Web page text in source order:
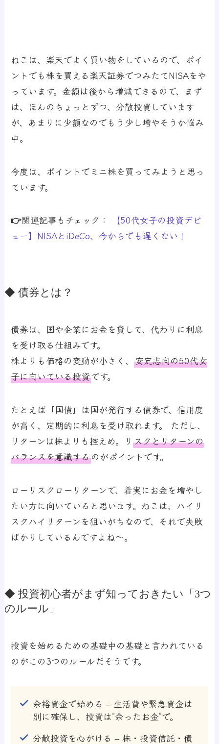
ねこは、楽天でよく買い物をしているので、ポイ
ントでも株を買える楽天証券でつみたてNISAをや
っています。金額は後から増減できるので、まず
は、ほんのちょっとずつ、分散投資しています
が、あまりに少額なのでもう少し増やそうか悩み
中。
今度は、ポイントでミニ株を買ってみようと思っ
ています。
👉関連記事もチェック：
【50代女子の投資デビ
ュー】NISAとiDeCo、今からでも遅くない！
◆ 債券とは？
債券は、国や企業にお金を貸して、代わりに利息
を受け取る仕組みです。
株よりも価格の変動が小さく、安定志向の50代女
子に向いている投資です。
たとえば「国債」は国が発行する債券で、信用度
が高く、定期的に利息を受け取れます。 ただし、
リターンは株よりも控えめ。
リスクとリターンの
バランスを意識するのがポイントです。
ローリスクローリターンで、着実にお金を増やし
たい方に向いていると思います。ねこは、ハイリ
スクハイリターンを狙いがちなので、それで失敗
ばかりしているんですよね～。
◆ 投資初心者がまず知っておきたい「3つ
のルール」
投資を始めるための基礎中の基礎と言われている
のがこの3つのルールだそうです。
余裕資金で始める – 生活費や緊急資金は
別に確保し、投資は“余ったお金”で。
分散投資を心がける – 株・投資信託・債